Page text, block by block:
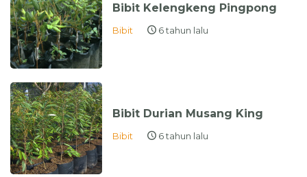
Bibit Kelengkeng Pingpong
Bibit 6 tahun lalu
Bibit Durian Musang King
Bibit 6 tahun lalu